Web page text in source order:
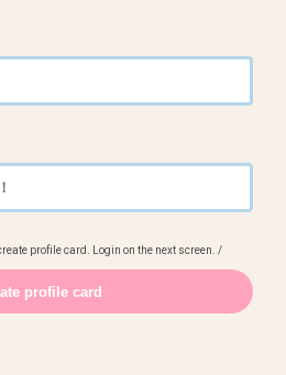
profile card. Login on the next screen. /